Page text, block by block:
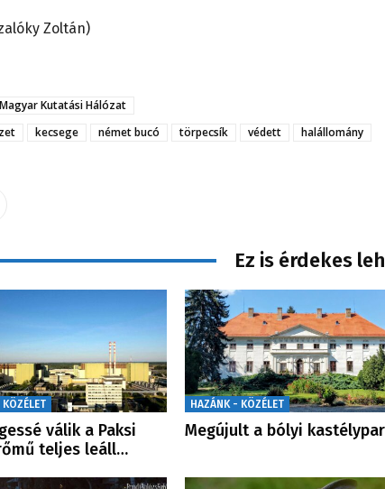
Zoltán)
Magyar Kutatási Hálózat
kecsege német bucó törpecsík védett
halállomány
Ez is érdekes
válik a Paksi
teljes leáll…
HAZÁNK - KÖZÉLET
Megújult a bólyi